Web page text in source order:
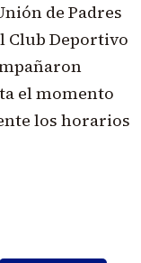
de Padres
Club Deportivo
el momento
los horarios